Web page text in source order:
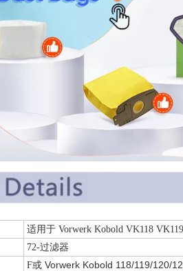
适用于 Vorwerk Kobold VK118
72-过滤器
F或 Vorwerk Kobold 118/119/120/